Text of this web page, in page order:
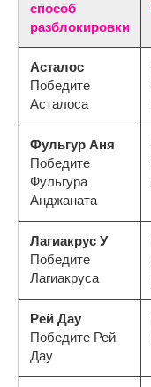
способ
разблокировки
Асталос
Победите
Асталоса
Фульгур Аня
Победите
Фульгура
Анджаната
Лагиакрус У
Победите
Лагиакруса
Рей Дау
Победите Рей
Дау